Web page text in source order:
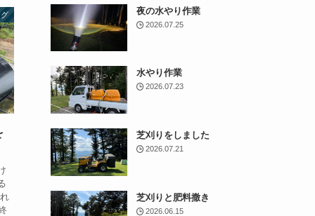
夜の水やり作業
2026.07.25
水やり作業
2026.07.23
芝刈りをしました
2026.07.21
芝刈りと肥料撒き
2026.06.15